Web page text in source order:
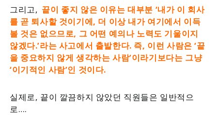
그리고, 끝이 좋지 않은 이유는 대부분 ‘내가 이 회사
를 곧 퇴사할 것이기에, 더 이상 내가 여기에서 이득
볼 것은 없으므로, 그 어떤 예의나 노력도 기울이지
않겠다.’라는 사고에서 출발한다. 즉, 이런 사람은 ‘끝
을 중요하지 않게 생각하는 사람’이라기보다는 그냥
‘이기적인 사람’인 것이다.
실제로, 끝이 깔끔하지 않았던 직원들은 일반적으
로….